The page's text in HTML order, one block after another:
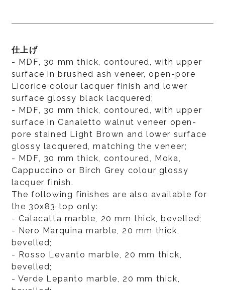
仕上げ
- MDF, 30 mm thick, contoured, with upper
surface in brushed ash veneer, open-pore
Licorice colour lacquer finish and lower
surface glossy black lacquered;
- MDF, 30 mm thick, contoured, with upper
surface in Canaletto walnut veneer open-
pore stained Light Brown and lower surface
glossy lacquered, matching the veneer;
- MDF, 30 mm thick, contoured, Moka,
Cappuccino or Birch Grey colour glossy
lacquer finish.
The following finishes are also available for
the 30x83 top only:
- Calacatta marble, 20 mm thick, bevelled;
- Nero Marquina marble, 20 mm thick,
bevelled;
- Rosso Levanto marble, 20 mm thick,
bevelled;
- Verde Lepanto marble, 20 mm thick,